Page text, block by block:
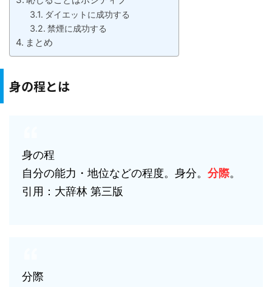
ダイエットに成功する
禁煙に成功する
まとめ
身の程とは
身の程
自分の能力・地位などの程度。身分。 分際。
引用：大辞林 第三版
分際